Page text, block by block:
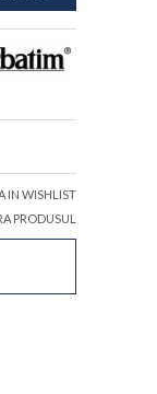
IN WISHLIST
PRODUSUL